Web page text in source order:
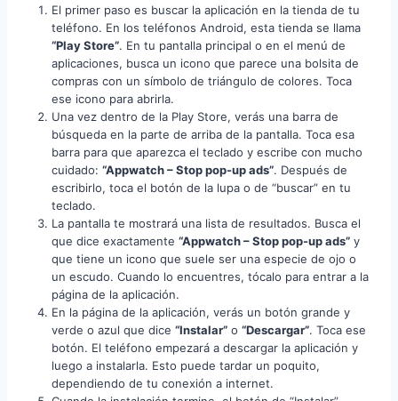
El primer paso es buscar la aplicación en la tienda de tu
teléfono. En los teléfonos Android, esta tienda se llama
“Play Store”. En tu pantalla principal o en el menú de
aplicaciones, busca un icono que parece una bolsita de
compras con un símbolo de triángulo de colores. Toca
ese icono para abrirla.
Una vez dentro de la Play Store, verás una barra de
búsqueda en la parte de arriba de la pantalla. Toca esa
barra para que aparezca el teclado y escribe con mucho
cuidado: “Appwatch – Stop pop-up ads”. Después de
escribirlo, toca el botón de la lupa o de “buscar” en tu
teclado.
La pantalla te mostrará una lista de resultados. Busca el
que dice exactamente “Appwatch – Stop pop-up ads” y
que tiene un icono que suele ser una especie de ojo o
un escudo. Cuando lo encuentres, tócalo para entrar a la
página de la aplicación.
En la página de la aplicación, verás un botón grande y
verde o azul que dice “Instalar” o “Descargar”. Toca ese
botón. El teléfono empezará a descargar la aplicación y
luego a instalarla. Esto puede tardar un poquito,
dependiendo de tu conexión a internet.